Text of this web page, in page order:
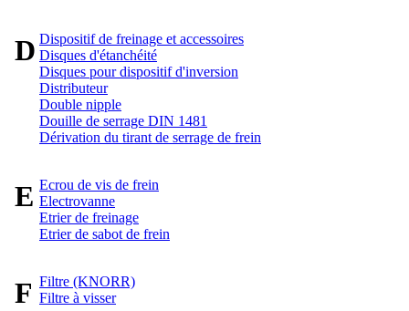
DDispositif de freinage et accessoires
Disques d'étanchéité
Disques pour dispositif d'inversion
Distributeur
Double nipple
Douille de serrage DIN 1481
Dérivation du tirant de serrage de frein
EEcrou de vis de frein
Electrovanne
Etrier de freinage
Etrier de sabot de frein
FFiltre (KNORR)
Filtre à visser